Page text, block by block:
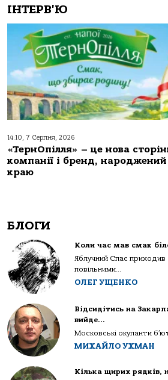
ІНТЕРВ'Ю
14:10, 7 Серпня, 2026
«ТернОпілля» – це нова
компанії і бренд, народжений
краю
БЛОГИ
Коли час мав смак
Яблучний Спас приходив
повільними...
ОЛЕГ УЩЕНКО
Відсидітись на
вийде…
Московські окупанти
МИХАЙЛО УХМАН
Кілька щирих рядків,